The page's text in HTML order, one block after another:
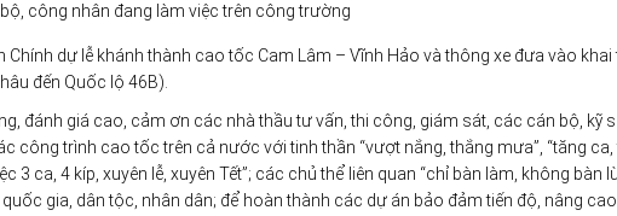
công nhân đang làm việc trên công trường
dự lễ khánh thành cao tốc Cam Lâm – Vĩnh Hảo và thông xe đưa vào khai
đến Quốc lộ 46B).
đánh giá cao, cảm ơn các nhà thầu tư vấn, thi công, giám sát, các cán bộ, kỹ
công trình cao tốc trên cả nước với tinh thần “vượt nắng, thắng mưa”, “tăng ca,
3 ca, 4 kíp, xuyên lễ, xuyên Tết”; các chủ thể liên quan “chỉ bàn làm, không bàn
gia, dân tộc, nhân dân; để hoàn thành các dự án bảo đảm tiến độ, nâng